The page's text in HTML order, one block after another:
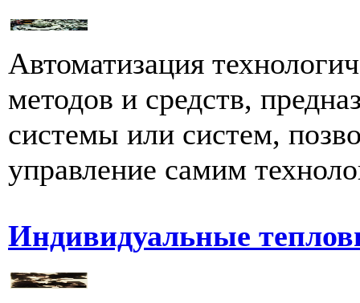
Автоматизация
методов и средств,
системы или систем,
управление самим
Индивидуальные